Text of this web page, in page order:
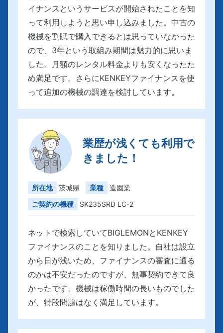
イナンスというサービスが開始されたことを知
って利用しようと思い申し込みました。中古の
機械を割賦で購入できるとは思っていなかった
ので、3年という取組み期間は魅力的に思いま
した。月額のレンタル料金よりも安くなったた
め満足です。さらにKENKEYファイナンスを使
って追加の機械の調達を検討しています。
業歴が浅くても利用で
きました！
所在地 茨城県 業種
造園業
ご契約の機種
SK235SRD LC-2
ネットで検索していてBIGLEMONとKENKEY
ファイナンスのことを知りました。自社は設立
から日が浅いため、ファイナンスの審査に通る
のかは不安だったのですが、無事契約できて良
かったです。機械は稼働時間の長いものでした
が、特段問題はなく満足しています。